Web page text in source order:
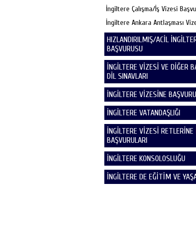
İngiltere Çalışma/İş Vizesi
İngiltere Ankara Antlaşması
HIZLANDIRILMIŞ/ACİL
BAŞVURUSU
İNGİLTERE VİZESİ VE DİĞER
DİL SINAVLARI
İNGİLTERE VİZESİNE
İNGİLTERE VATANDAŞLIĞI
İNGİLTERE VİZESİ RETLERİNE
BAŞVURULARI
İNGİLTERE KONSOLOSLUĞU
İNGİLTERE DE EĞİTİM VE